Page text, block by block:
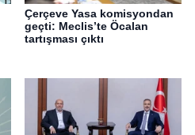
Çerçeve Yasa komisyondan
geçti: Meclis’te Öcalan
tartışması çıktı